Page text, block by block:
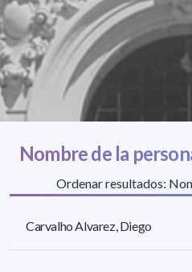
Nombre de la
Ordenar resultados:
Carvalho Alvarez, Diego